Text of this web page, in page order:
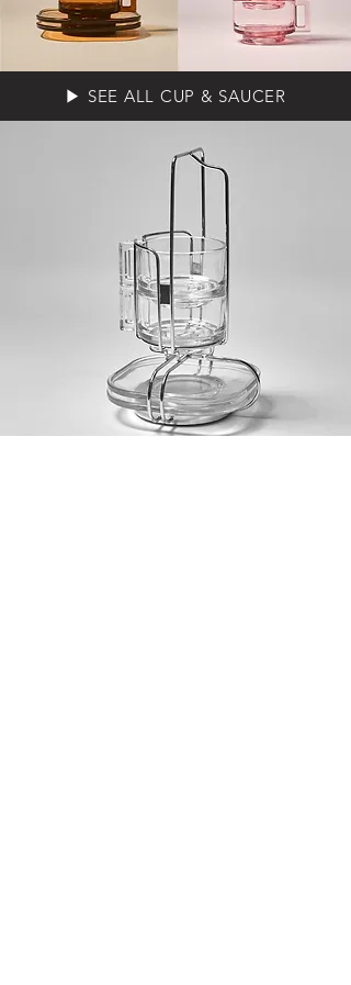
▶︎ SEE ALL CUP & SAUCER